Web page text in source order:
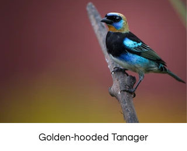
Golden-hooded Tanager